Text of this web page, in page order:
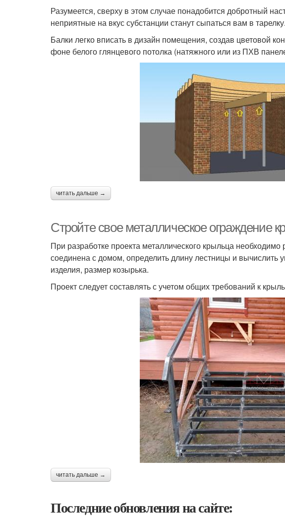
Разумеется, сверху в этом случае понадобится добротный
неприятные на вкус субстанции станут сыпаться вам в тарелку.
Балки легко вписать в дизайн помещения, создав цветовой
фоне белого глянцевого потолка (натяжного или из ПХВ
читать дальше →
Стройте свое металлическое ограждение
При разработке проекта металлического крыльца
соединена с домом, определить длину лестницы и
изделия, размер козырька.
Проект следует составлять с учетом общих требований к
читать дальше →
Последние обновления на сайте: